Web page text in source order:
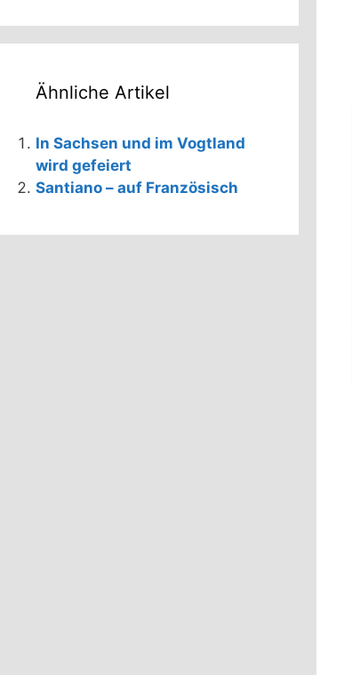
Ähnliche Artikel
In Sachsen und im Vogtland
wird gefeiert
Santiano – auf Französisch